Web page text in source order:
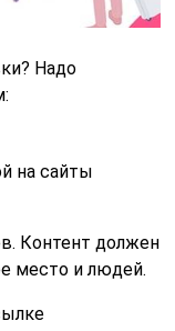
Надо
на сайты
Контент должен
место и людей.